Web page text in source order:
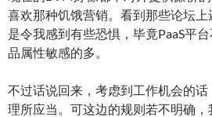
喜欢那种饥饿营销。看到那些论坛
是令我感到有些恐惧，毕竟PaaS平
品属性敏感的多。
不过话说回来，考虑到工作机会的
理所应当。可这边的规则若不明确，